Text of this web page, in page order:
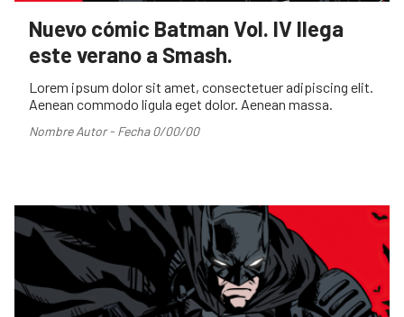
Nuevo cómic Batman Vol. IV llega
este verano a Smash.
Lorem ipsum dolor sit amet, consectetuer adipiscing elit.
Aenean commodo ligula eget dolor. Aenean massa.
Nombre Autor - Fecha 0/00/00